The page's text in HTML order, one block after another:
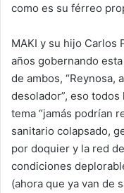
como es su férreo
MAKI y su hijo Carlos
años gobernando
de ambos, “Reynosa,
desolador”, eso
tema “jamás podrían
sanitario colapsado,
por doquier y la red
condiciones
(ahora que ya van de